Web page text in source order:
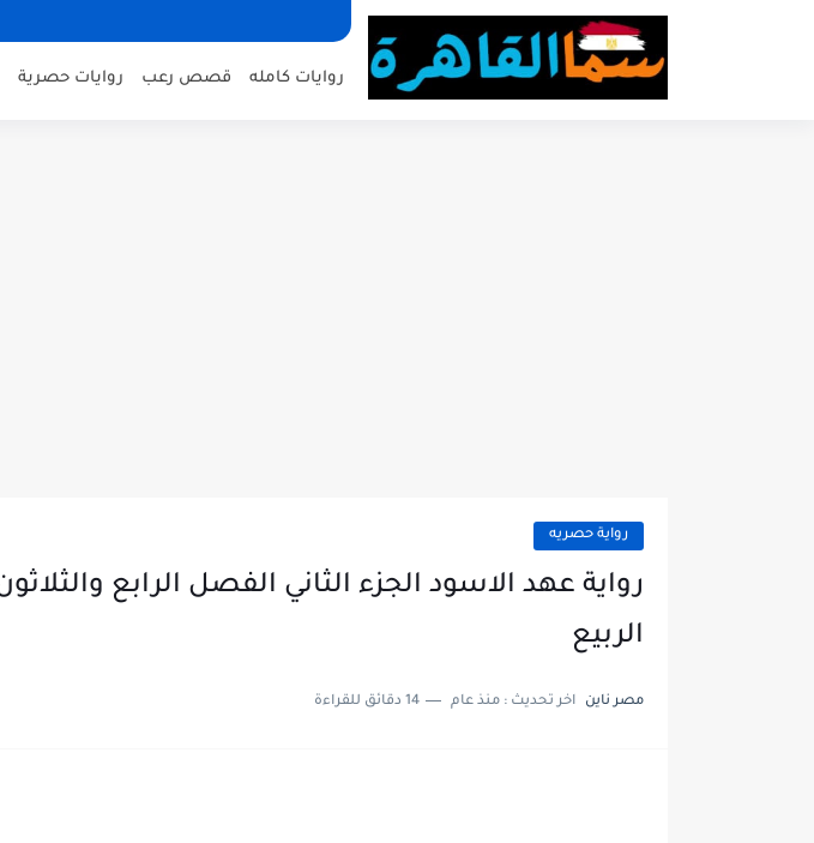
روايات كامله قصص رعب روايات حصرية
رواية حصريه
الربيع
مصر ناين اخر تحديث : منذ عام 14 دقائق للقراءة